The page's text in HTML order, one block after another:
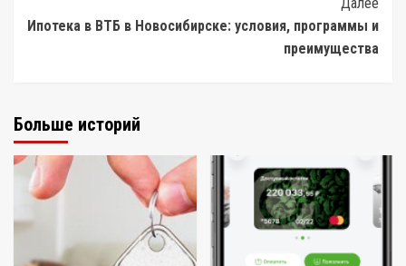
Ипотека в ВТБ в Новосибирске: условия, программы и
преимущества
Больше историй